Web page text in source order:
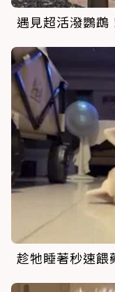
遇見超活潑鸚鵡
趁牠睡著秒速餵